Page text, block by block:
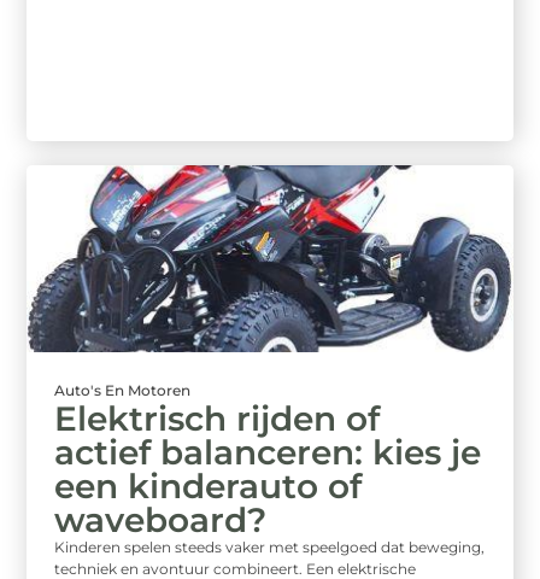
Auto's En Motoren
Elektrisch rijden of
actief balanceren: kies je
een kinderauto of
waveboard?
Kinderen spelen steeds vaker met speelgoed dat beweging,
techniek en avontuur combineert. Een elektrische